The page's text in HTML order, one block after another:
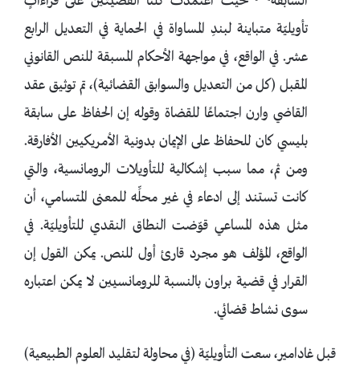
تأويليّة متباينة لبندِ المساواة في الحماية في التعديل الرابع
عشر. في الواقع، في مواجهة الأحكام المسبقة للنص القانوني
المقبل (كل من التعديل والسوابق القضائية)، تم توثيق عقد
القاضي وارن اجتماعًا للقضاة وقوله إن الحفاظ على سابقة
بليسي كان للحفاظ على الإيمان بدونية الأمريكيين الأفارقة.
ومن ثم، مما سبب إشكالية للتأويلات الرومانسية، والتي
كانت تستند إلى ادعاء في غير محلِّه للمعنى المتسامي، أن
مثل هذه المساعي قوّضت النطاق النقدي للتأويليّة. في
الواقع، المؤلف هو مجرد قارئ أول للنص. يمكن القول إن
القرار في قضية براون بالنسبة للرومانسيين لا يمكن اعتباره
سوى نشاط قضائي.
قبل غادامير، سعت التأويليّة (في محاولة لتقليد العلوم الطبيعية)